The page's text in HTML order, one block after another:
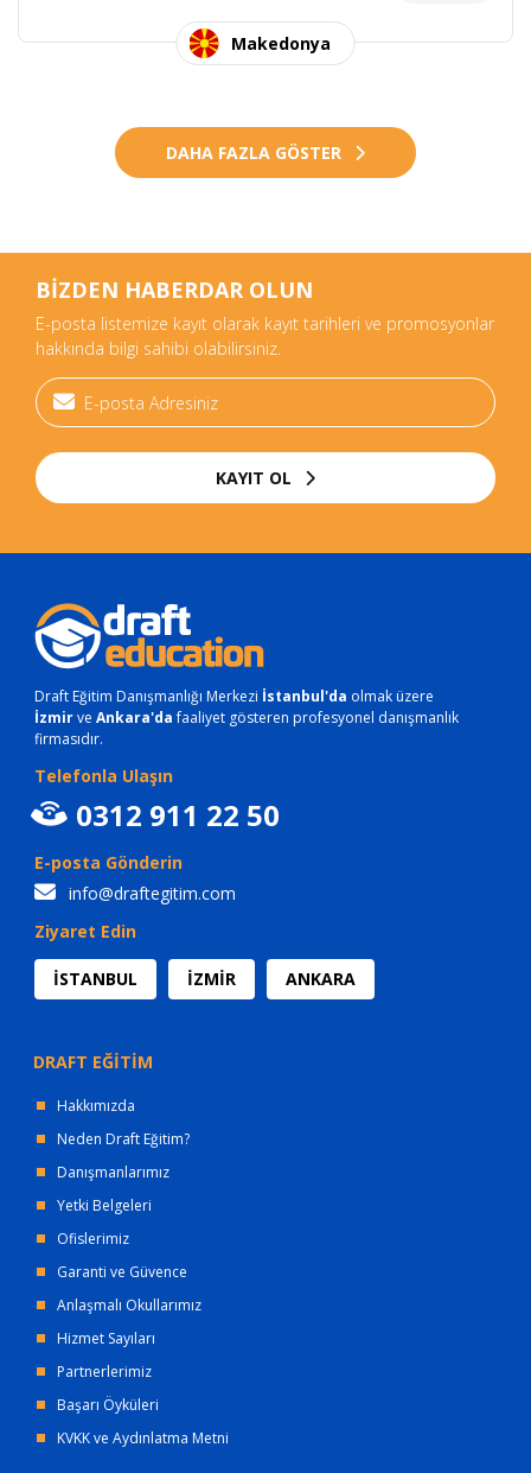
Makedonya
DAHA FAZLA GÖSTER
BİZDEN HABERDAR OLUN
E-posta listemize kayıt olarak kayıt tarihleri ve promosyonlar
hakkında bilgi sahibi olabilirsiniz.
KAYIT OL
Draft Eğitim Danışmanlığı Merkezi İstanbul'da olmak üzere
İzmirve Ankara'dafaaliyet gösteren profesyonel danışmanlık
firmasıdır.
Telefonla Ulaşın
0312 911 22 50
E-posta Gönderin
info@draftegitim.com
Ziyaret Edin
İSTANBUL İZMİR ANKARA
DRAFT EĞİTİM
Hakkımızda
Neden Draft Eğitim?
Danışmanlarımız
Yetki Belgeleri
Ofislerimiz
Garanti ve Güvence
Anlaşmalı Okullarımız
Hizmet Sayıları
Partnerlerimiz
Başarı Öyküleri
KVKK ve Aydınlatma Metni